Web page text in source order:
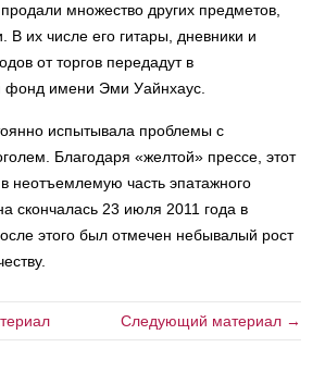
множество других предметов,
В их числе его гитары, дневники и
от торгов передадут в
фонд имени Эми Уайнхаус.
испытывала проблемы с
Благодаря «желтой» прессе, этот
неотъемлемую часть эпатажного
скончалась 23 июля 2011 года в
этого был отмечен небывалый рост
Следующий материал →